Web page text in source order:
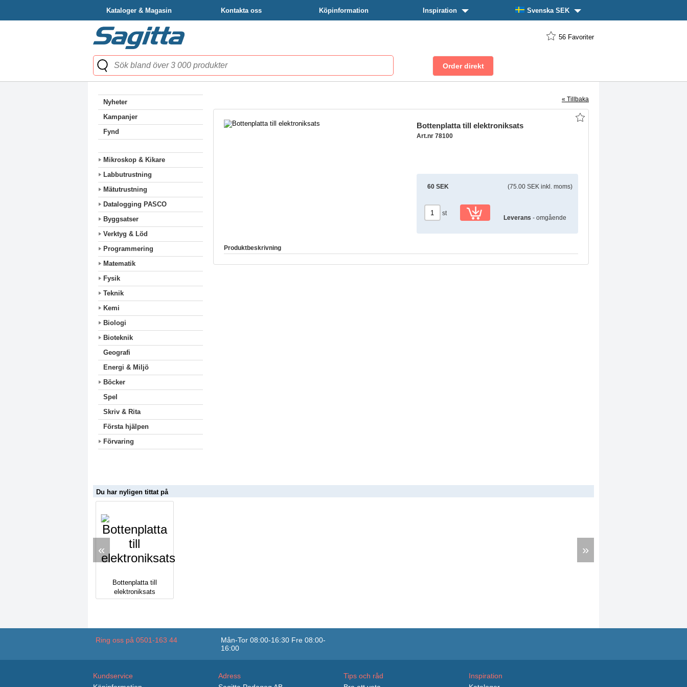
Kataloger & Magasin Kontakta oss Köpinformation Inspiration Svenska SEK
56 Favoriter
Nyheter
Kampanjer
Fynd
Mikroskop & Kikare
Labbutrustning
Mätutrustning
Datalogging PASCO
Byggsatser
Verktyg & Löd
Programmering
Matematik
Fysik
Teknik
Kemi
Biologi
Bioteknik
Geografi
Energi & Miljö
Böcker
Spel
Skriv & Rita
Första hjälpen
Förvaring
« Tillbaka
Bottenplatta till elektroniksats
Art.nr 78100
60 SEK (75.00 SEK inkl. moms)
st
Leverans - omgående
Produktbeskrivning
Du har nyligen tittat på
«
Bottenplatta till
elektroniksats
»
Ring oss på 0501-163 44
Mån-Tor 08:00-16:30 Fre 08:00-
16:00
Kundservice
Adress
Tips och råd
Inspiration